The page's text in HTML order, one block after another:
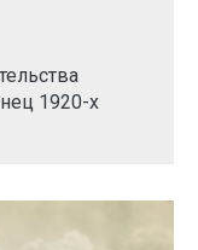
1920-х